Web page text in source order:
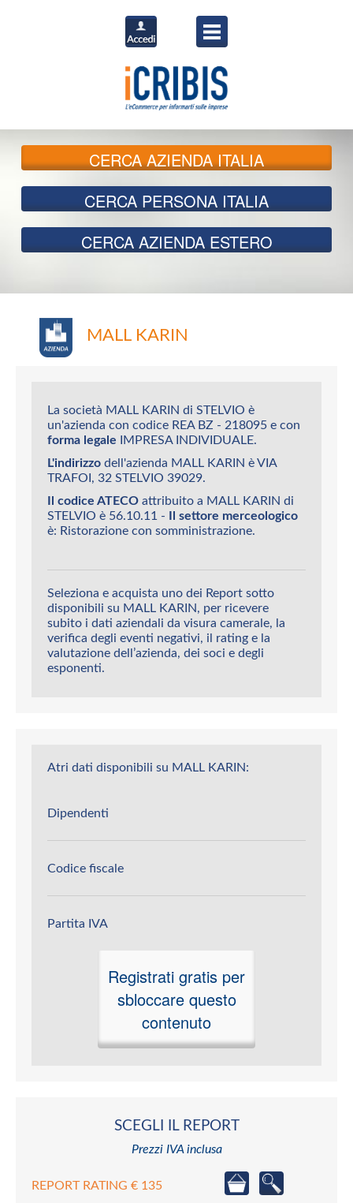
CERCAAZIENDA ITALIA
CERCA PERSONA ITALIA
CERCA AZIENDA ESTERO
MALL KARIN
La società MALL KARIN di STELVIO è
un'azienda con codice REA BZ - 218095 e con
forma legale IMPRESA INDIVIDUALE.
L'indirizzo dell'azienda MALL KARIN è VIA
TRAFOI, 32 STELVIO 39029.
Il codice ATECO attribuito a MALL KARIN di
STELVIO è 56.10.11 - Il settore merceologico
è: Ristorazione con somministrazione.
Seleziona e acquista uno dei Report sotto
disponibili su MALL KARIN, per ricevere
subito i dati aziendali da visura camerale, la
verifica degli eventi negativi, il rating e la
valutazione dell’azienda, dei soci e degli
esponenti.
Atri dati disponibili su MALL KARIN:
Dipendenti
Codice fiscale
Partita IVA
Registrati gratis per
sbloccare questo
contenuto
SCEGLI IL REPORT
Prezzi IVA inclusa
REPORT RATING € 135